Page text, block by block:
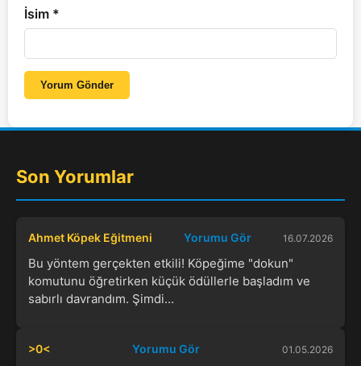
İsim *
Yorum Gönder
Son Yorumlar
Ahmet Köpek Eğitmeni Yorumu Gör 16.07.2026
Bu yöntem gerçekten etkili! Köpeğime "dokun"
komutunu öğretirken küçük ödüllerle başladım ve
sabırlı davrandım. Şimdi...
>0< Yorumu Gör 01.05.2026